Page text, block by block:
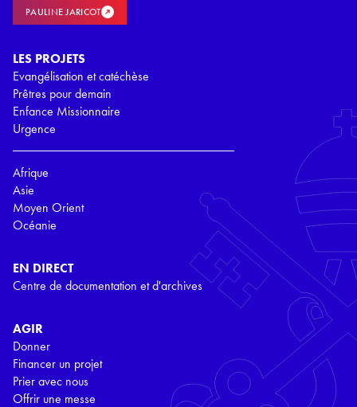
PAULINE JARICOT
LES PROJETS
Evangélisation et catéchèse
Prêtres pour demain
Enfance Missionnaire
Urgence
Afrique
Asie
Moyen Orient
Océanie
EN DIRECT
Centre de documentation et d'archives
AGIR
Donner
Financer un projet
Prier avec nous
Offrir une messe